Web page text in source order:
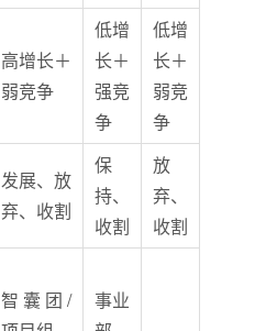
高增长＋
弱竞争
低增
长＋
强竞
争
低增
长＋
弱竞
争
发展、放
弃、收割
保
持、
收割
放
弃、
收割
智囊团/
事业